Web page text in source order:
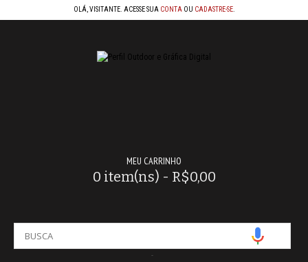
OLÁ, VISITANTE. ACESSE SUA CONTA OU CADASTRE-SE.
MEU CARRINHO
0 item(ns) - R$0,00
-